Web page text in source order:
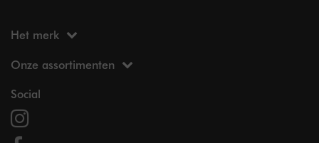
Het merk
Onze assortimenten
Social